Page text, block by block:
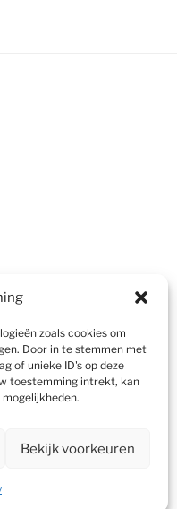
zoals cookies om
Door in te stemmen met
of unieke ID's op deze
toestemming intrekt, kan
Bekijk voorkeuren